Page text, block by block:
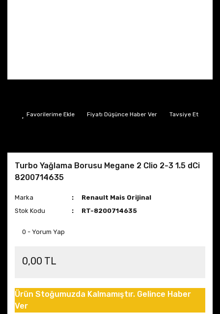
Fiyatı Düşünce Haber Ver Tavsiye Et
Turbo Yağlama Borusu Megane 2 Clio 2-3 1.5 dCi
8200714635
Marka
Renault Mais Orijinal
Stok Kodu
RT-8200714635
0 - Yorum Yap
0,00 TL
Ürün Stoğumuzda Kalmamıştır. Gelince Haber
Ver